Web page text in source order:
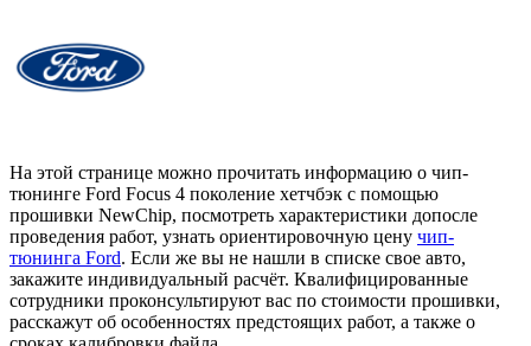
На этой странице можно прочитать информацию о чип-
тюнинге Ford Focus 4 поколение хетчбэк с помощью
прошивки NewChip, посмотреть характеристики допосле
проведения работ, узнать ориентировочную цену чип-
тюнинга Ford. Если же вы не нашли в списке свое авто,
закажите индивидуальный расчёт. Квалифицированные
сотрудники проконсультируют вас по стоимости прошивки,
расскажут об особенностях предстоящих работ, а также о